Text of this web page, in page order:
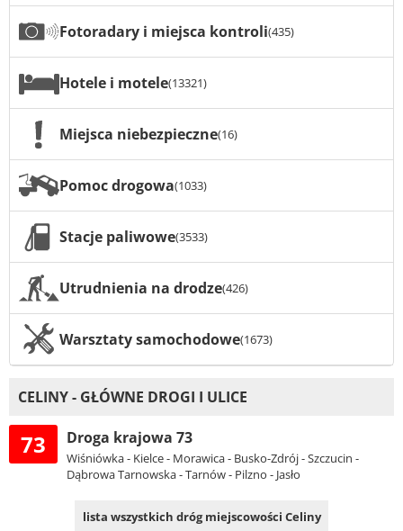
Fotoradary i miejsca kontroli(435)
Hotele i motele(13321)
Miejsca niebezpieczne(16)
Pomoc drogowa(1033)
Stacje paliwowe(3533)
Utrudnienia na drodze(426)
Warsztaty samochodowe(1673)
CELINY - GŁÓWNE DROGI I ULICE
73 Droga krajowa 73
Wiśniówka - Kielce - Morawica - Busko-Zdrój - Szczucin -
Dąbrowa Tarnowska - Tarnów - Pilzno - Jasło
lista wszystkich dróg miejscowości Celiny